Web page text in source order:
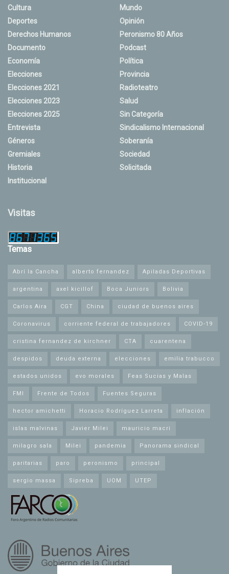
Cultura
Deportes
Derechos Humanos
Documento
Economía
Elecciones
Elecciones 2021
Elecciones 2023
Elecciones 2025
Entrevista
Géneros
Gremiales
Historia
Institucional
Mundo
Opinión
Peronismo 80 Años
Podcast
Política
Provincia
Radioteatro
Salud
Sin Categoría
Sindicalismo Internacional
Soberanía
Sociedad
Solicitada
Visitas
Temas
Abrí la Cancha alberto fernandez Apiladas Deportivas
argentina axel kicillof Boca Juniors Bolivia
Carlos Aira CGT China ciudad de buenos aires
Coronavirus corriente federal de trabajadores COVID-19
cristina fernandez de kirchner CTA cuarentena
despidos deuda externa elecciones emilia trabucco
estados unidos evo morales Feas Sucias y Malas
FMI Frente de Todos Fuentes Seguras
hector amichetti Horacio Rodríguez Larreta inflación
islas malvinas Javier Milei mauricio macri
milagro sala Milei pandemia Panorama sindical
paritarias paro peronismo principal
sergio massa Sipreba UOM UTEP